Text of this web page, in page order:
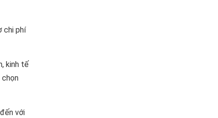
chi phí
kinh tế
chọn
với